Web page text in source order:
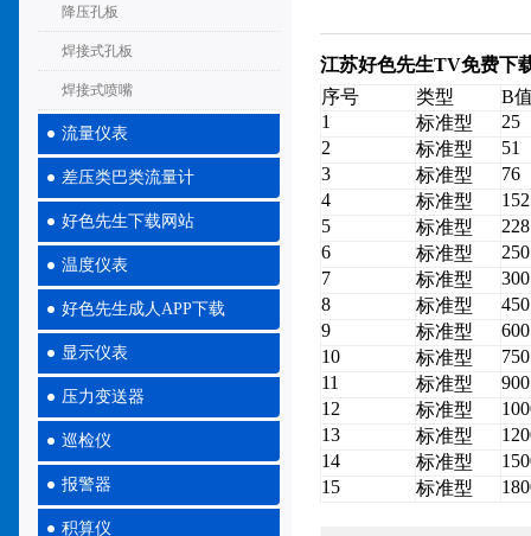
降压孔板
焊接式孔板
焊接式喷嘴
流量仪表
差压类巴类流量计
好色先生下载网站
温度仪表
好色先生成人APP下载
显示仪表
压力变送器
巡检仪
报警器
积算仪
江苏好色先生TV免费下
序号
类型 B
1
标准型
25
2
标准型
51
3
标准型
76
4
标准型
152
5
标准型
228
6
标准型
250
7
标准型
300
8
标准型
450
9
标准型
600
10
标准型
750
11
标准型
900
12
标准型
13
标准型
14
标准型
15
标准型